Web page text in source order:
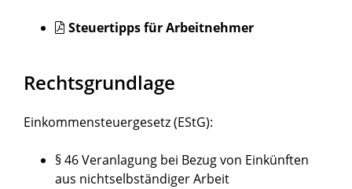
Steuertipps für Arbeitnehmer
Rechtsgrundlage
Einkommensteuergesetz (EStG):
§ 46 Veranlagung bei Bezug von Einkünften
aus nichtselbständiger Arbeit